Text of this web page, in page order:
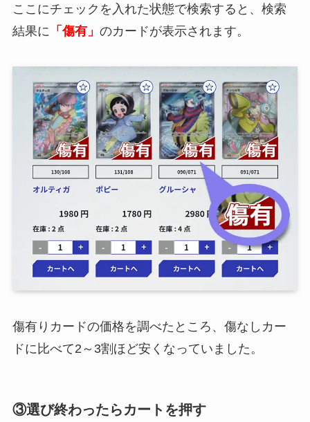
ここにチェックを入れた状態で検索すると、検索
結果に 「傷有」 のカードが表示されます。
傷有りカードの価格を調べたところ、傷なしカー
ドに比べて2～3割ほど安くなっていました。
③選び終わったらカートを押す